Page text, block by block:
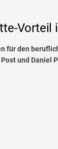
Vorteil
für den
und Daniel